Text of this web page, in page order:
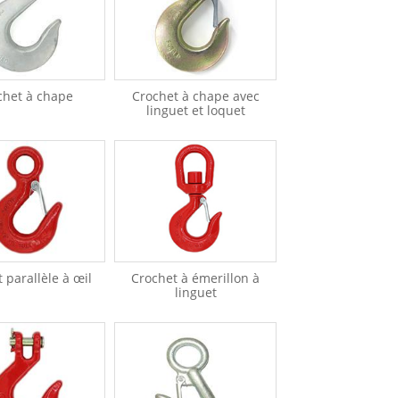
à chape
Crochet à chape avec
linguet et loquet
parallèle à œil
Crochet à émerillon à
linguet